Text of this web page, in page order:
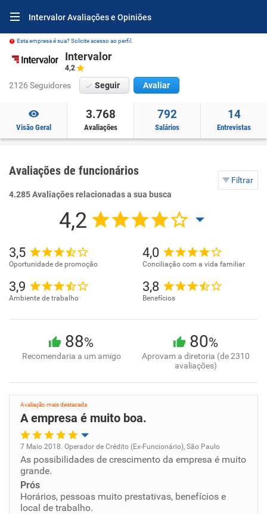
Intervalor Avaliações e Opiniões
Esta empresa é sua? Solicite acesso ao perfil.
Intervalor
4,2
2126 Seguidores Seguir Avaliar
Visão Geral
3.768
Avaliações
792
Salários
14
Entrevistas
Avaliações de funcionários
Filtrar
4.285 Avaliações relacionadas a sua busca
4,2
3,5
Oportunidade de promoção
4,0
Conciliação com a vida familiar
3,9
Ambiente de trabalho
3,8
Benefícios
88%
Recomendaria a um amigo
80%
Aprovam a diretoria (de 2310
avaliações)
Avaliação mais destacada
A empresa é muito boa.
Oportunidade de promoção
Ambiente de trabalho
7 Maio 2018. Operador de Crédito (Ex-Funcionário), São Paulo
As possibilidades de crescimento da empresa é muito
grande.
Prós
Horários, pessoas muito prestativas, benefícios e
local de trabalho.